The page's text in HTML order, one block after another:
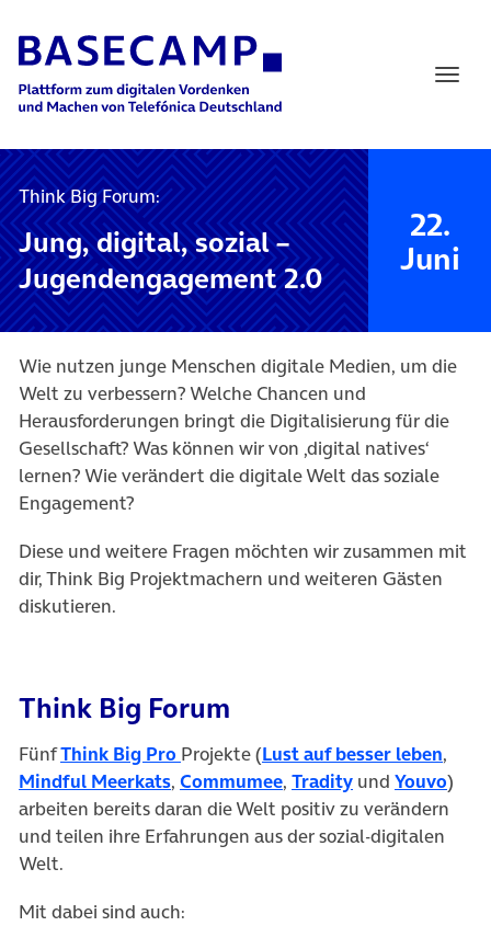
Main Navigation
Think Big Forum:
Jung, digital, sozial –
Jugendengagement 2.0
22.
Juni
Wie nutzen junge Menschen digitale Medien, um die
Welt zu verbessern? Welche Chancen und
Herausforderungen bringt die Digitalisierung für die
Gesellschaft? Was können wir von ‚digital natives‘
lernen? Wie verändert die digitale Welt das soziale
Engagement?
Diese und weitere Fragen möchten wir zusammen mit
dir, Think Big Projektmachern und weiteren Gästen
diskutieren.
Think Big Forum
FünfThink Big Pro Projekte (Lust auf besser leben,
Mindful Meerkats, Commumee, Tradity und Youvo)
arbeiten bereits daran die Welt positiv zu verändern
und teilen ihre Erfahrungen aus der sozial-digitalen
Welt.
Mit dabei sind auch: